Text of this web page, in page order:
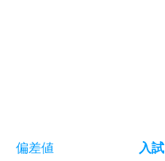
偏差値 入試